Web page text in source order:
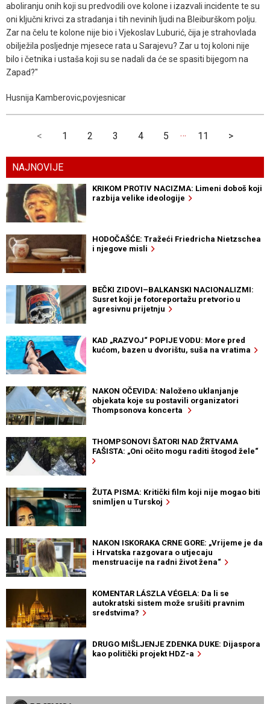
aboliranju onih koji su predvodili ove kolone i izazvali incidente te su
oni ključni krivci za stradanja i tih nevinih ljudi na Bleiburškom polju.
Zar na čelu te kolone nije bio i Vjekoslav Luburić, čija je strahovlada
obilježila posljednje mjesece rata u Sarajevu? Zar u toj koloni nije
bilo i četnika i ustaša koji su se nadali da će se spasiti bijegom na
Zapad?"
Husnija Kamberovic,povjesnicar
< 1 2 3 4 5 … 11 >
NAJNOVIJE
KRIKOM PROTIV NACIZMA: Limeni doboš koji
razbija velike ideologije
HODOČAŠĆE: Tražeći Friedricha Nietzschea
i njegove misli
BEČKI ZIDOVI–BALKANSKI NACIONALIZMI:
Susret koji je fotoreportažu pretvorio u
agresivnu prijetnju
KAD „RAZVOJ“ POPIJE VODU: More pred
kućom, bazen u dvorištu, suša na vratima
NAKON OČEVIDA: Naloženo uklanjanje
objekata koje su postavili organizatori
Thompsonova koncerta
THOMPSONOVI ŠATORI NAD ŽRTVAMA
FAŠISTA: „Oni očito mogu raditi štogod žele“
ŽUTA PISMA: Kritički film koji nije mogao biti
snimljen u Turskoj
NAKON ISKORAKA CRNE GORE: „Vrijeme je da
i Hrvatska razgovara o utjecaju
menstruacije na radni život žena“
KOMENTAR LÁSZLA VÉGELA: Da li se
autokratski sistem može srušiti pravnim
sredstvima?
DRUGO MIŠLJENJE ZDENKA DUKE: Dijaspora
kao politički projekt HDZ-a